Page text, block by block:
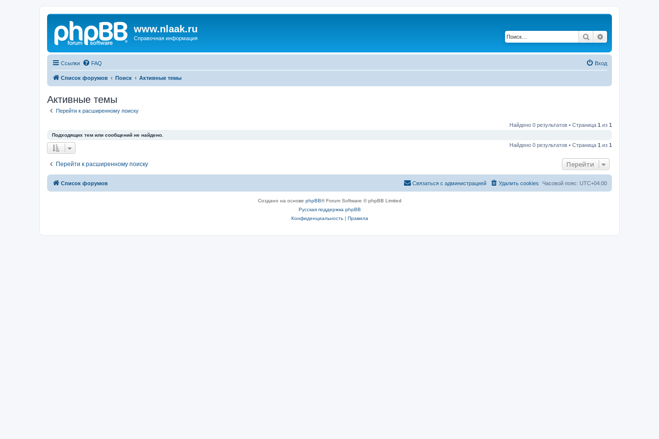
www.nlaak.ru
Справочная информация Поиск
Ссылки FAQ Вход
Список форумов Поиск Активные темы
Активные темы
Перейти к расширенному поиску
Найдено 0 результатов • Страница 1 из 1
Подходящих тем или сообщений не найдено.
Найдено 0 результатов • Страница 1 из 1
Перейти к расширенному поиску Перейти
Список форумов Часовой пояс: UTC+04:00
Удалить cookies
Связаться с администрацией
Создано на основе phpBB® Forum Software © phpBB Limited
Русская поддержка phpBB
Конфиденциальность| Правила